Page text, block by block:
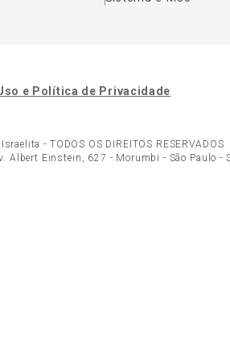
e Política de Privacidade
- TODOS OS DIREITOS RESERVADOS
Albert Einstein, 627 - Morumbi - São Paulo -